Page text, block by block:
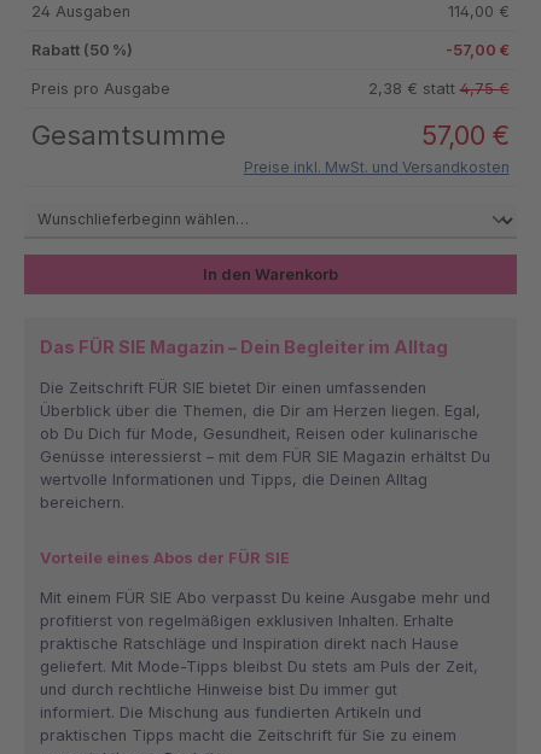
24 Ausgaben 114,00 €
Rabatt (50 %) -57,00 €
Preis pro Ausgabe 2,38 € statt4,75 €
Gesamtsumme 57,00 €
Preise inkl. MwSt. und Versandkosten
In den Warenkorb
Das FÜR SIE Magazin – Dein Begleiter im Alltag
Die Zeitschrift FÜR SIE bietet Dir einen umfassenden
Überblick über die Themen, die Dir am Herzen liegen. Egal,
ob Du Dich für Mode, Gesundheit, Reisen oder kulinarische
Genüsse interessierst – mit dem FÜR SIE Magazin erhältst Du
wertvolle Informationen und Tipps, die Deinen Alltag
bereichern.
Vorteile eines Abos der FÜR SIE
Mit einem FÜR SIE Abo verpasst Du keine Ausgabe mehr und
profitierst von regelmäßigen exklusiven Inhalten. Erhalte
praktische Ratschläge und Inspiration direkt nach Hause
geliefert. Mit Mode-Tipps bleibst Du stets am Puls der Zeit,
und durch rechtliche Hinweise bist Du immer gut
informiert. Die Mischung aus fundierten Artikeln und
praktischen Tipps macht die Zeitschrift für Sie zu einem